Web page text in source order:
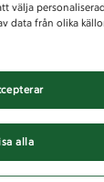
data från olika
alla